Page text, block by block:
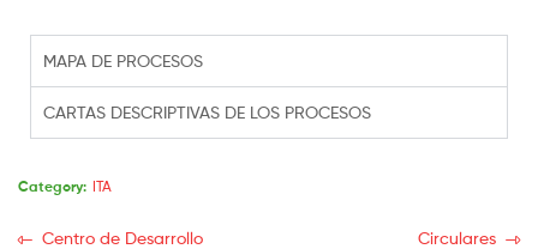
MAPA DE PROCESOS
CARTAS DESCRIPTIVAS DE LOS PROCESOS
Category: ITA
Centro de Desarrollo
Circulares